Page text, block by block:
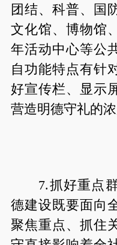
团结、科普、国
文化馆、博物馆
年活动中心等公
自功能特点有针
好宣传栏、显示
营造明德守礼的浓
7.抓好重点群
德建设既要面向
聚焦重点、抓住